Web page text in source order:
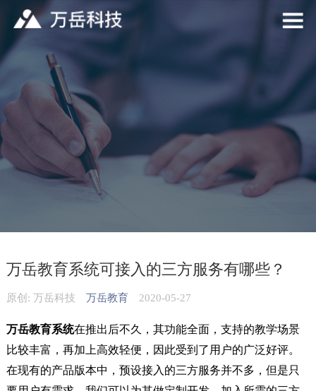
万岳教育系统可接入的三方服务有哪些？
原创: 万岳科技 万岳教育2020-05-27
万岳教育系统在推出后不久，其功能全面，支持的教学场景
比较丰富，再加上高效轻便，因此受到了用户的广泛好评。
在现有的产品版本中，预设接入的三方服务并不多，但是只